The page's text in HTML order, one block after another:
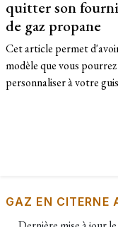
quitter son
de gaz propane
Cet article permet
modèle que vous pourrez
personnaliser à votre
GAZ EN CITERNE